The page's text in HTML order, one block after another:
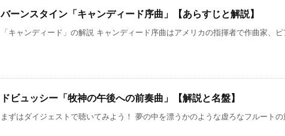
バーンスタイン「キャンディード序曲」【あらすじと解説】
「キャンディード」の解説 キャンディード序曲はアメリカの指揮者で作曲家、
ドビュッシー「牧神の午後への前奏曲」【解説と名盤】
まずはダイジェストで聴いてみよう！ 夢の中を漂うかのような虚ろなフルート